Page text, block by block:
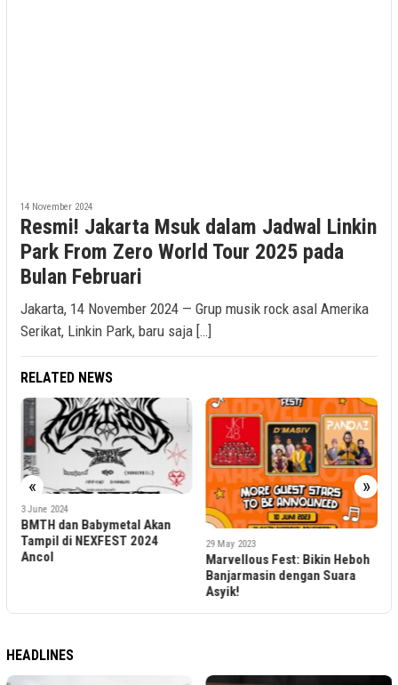
14 November 2024
Resmi! Jakarta Msuk dalam Jadwal Linkin
Park From Zero World Tour 2025 pada
Bulan Februari
Jakarta, 14 November 2024 — Grup musik rock asal Amerika
Serikat, Linkin Park, baru saja […]
RELATED NEWS
« »
3 June 2024
BMTH dan Babymetal Akan
Tampil di NEXFEST 2024
Ancol
29 May 2023
Marvellous Fest: Bikin Heboh
Banjarmasin dengan Suara
Asyik!
HEADLINES